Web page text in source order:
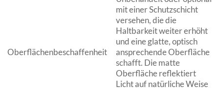
Oberflächenbeschaffenheit
mit einer Schutzschicht
versehen, die die
Haltbarkeit weiter erhöht
und eine glatte, optisch
ansprechende Oberfläche
schafft. Die matte
Oberfläche reflektiert
Licht auf natürliche Weise